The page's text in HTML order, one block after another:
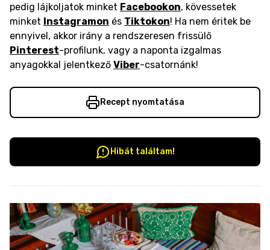
pedig lájkoljatok minket Facebookon, kövessetek
minket Instagramon és Tiktokon! Ha nem éritek be
ennyivel, akkor irány a rendszeresen frissülő
Pinterest-profilunk, vagy a naponta izgalmas
anyagokkal jelentkező Viber-csatornánk!
Recept nyomtatása
Hibát találtam!